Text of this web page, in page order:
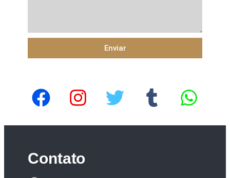
Enviar
Contato